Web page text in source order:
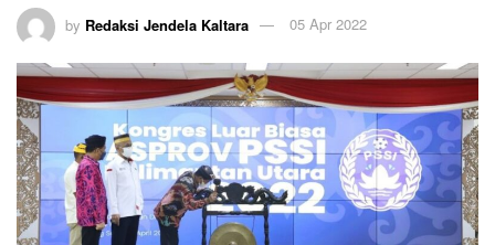
by Redaksi Jendela Kaltara 05 Apr 2022